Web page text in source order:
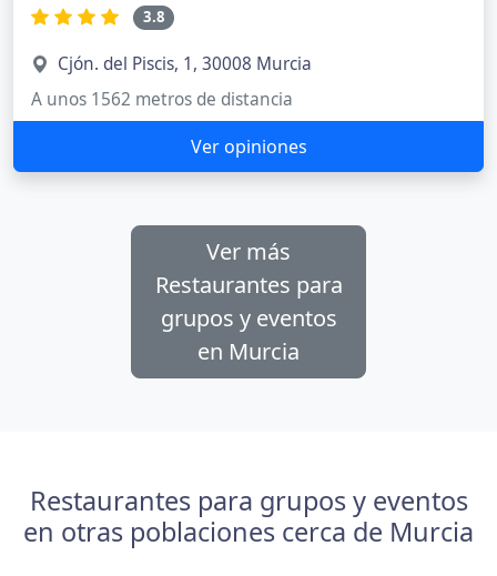
3.8
Cjón. del Piscis, 1, 30008 Murcia
A unos 1562 metros de distancia
Ver opiniones
Ver más
Restaurantes para
grupos y eventos
en Murcia
Restaurantes para grupos y eventos
en otras poblaciones cerca de Murcia